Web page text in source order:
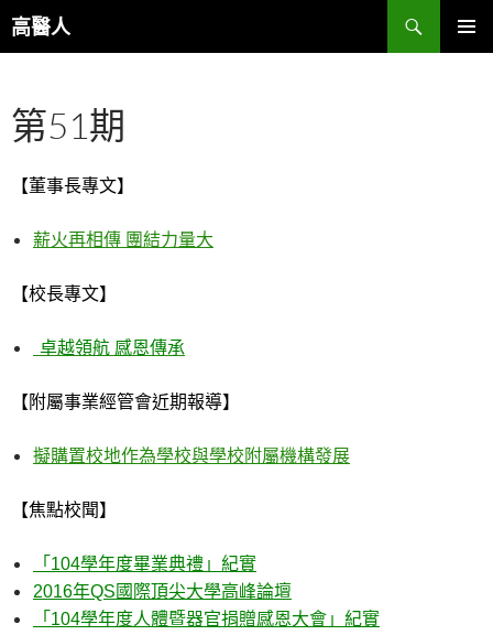
至
內
容
高醫人
搜
尋
第51期
【董事長專文】
薪火再相傳 團結力量大
【校長專文】
卓越領航 感恩傳承
【附屬事業經管會近期報導】
擬購置校地作為學校與學校附屬機構發展
【焦點校聞】
「 104學年度畢業典禮」紀實
2016年QS 國際頂尖大學高峰論壇
「 104學年度人體暨器官捐贈感恩大會」紀實